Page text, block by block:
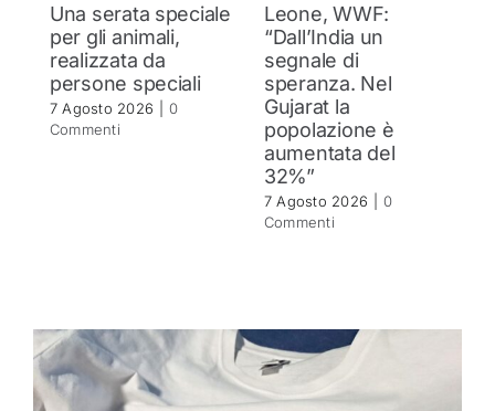
Una serata speciale
per gli animali,
realizzata da
persone speciali
7 Agosto 2026
0
Commenti
Leone, WWF:
“Dall’India un
segnale di
speranza. Nel
Gujarat la
popolazione è
aumentata del
32%”
7 Agosto 2026
0
Commenti